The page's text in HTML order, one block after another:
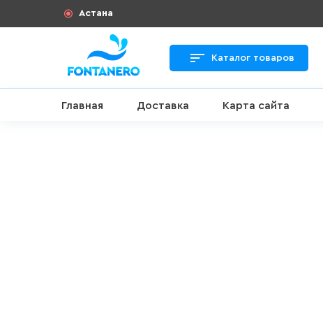
Астана
Каталог товаров
Главная Доставка Карта сайта